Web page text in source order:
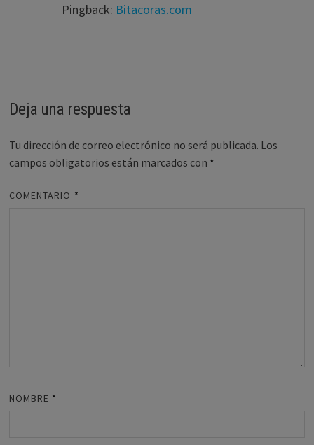
Pingback: Bitacoras.com
Deja una respuesta
Tu dirección de correo electrónico no será publicada. Los
campos obligatorios están marcados con *
COMENTARIO *
NOMBRE *